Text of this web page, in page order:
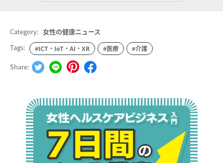
Category: 女性の健康ニュース
Tags:
#ICT・IoT・AI・XR #医療 #介護
Share: